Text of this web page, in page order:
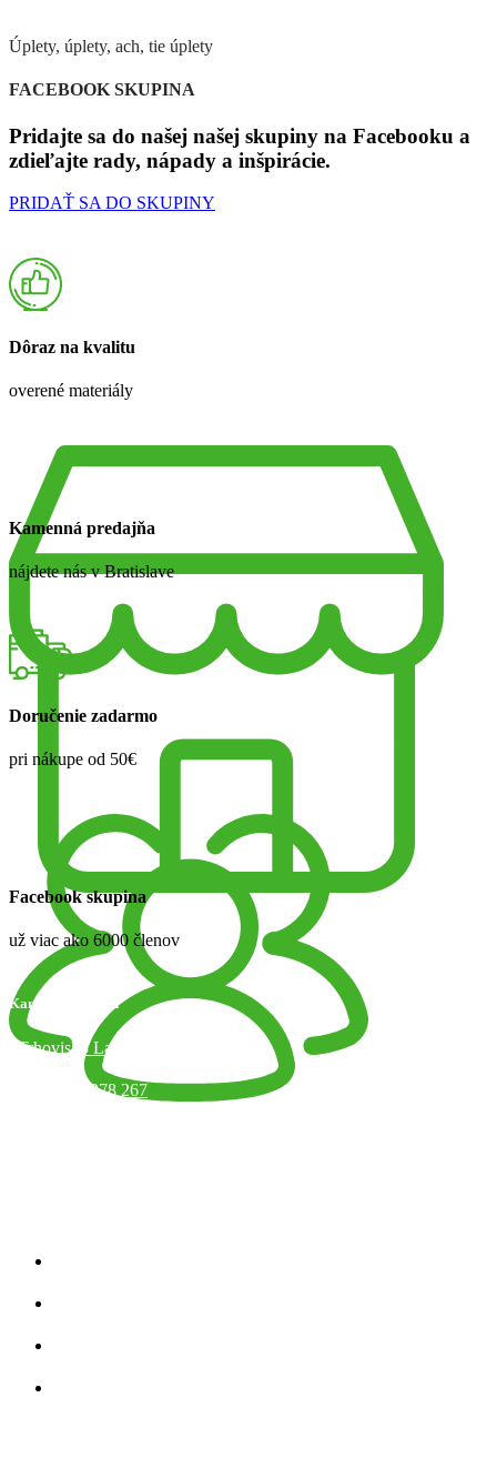
Úplety, úplety, ach, tie úplety
FACEBOOK SKUPINA
Pridajte sa do našej našej skupiny na Facebooku a
zdieľajte rady, nápady a inšpirácie.
PRIDAŤ SA DO SKUPINY
Dôraz na kvalitu
overené materiály
Kamenná predajňa
nájdete nás v Bratislave
Doručenie zadarmo
pri nákupe od 50€
Facebook skupina
už viac ako 6000 členov
Kamenný obchod
Trhovisko Latorická 1, Bratislava
+421 918 378 267